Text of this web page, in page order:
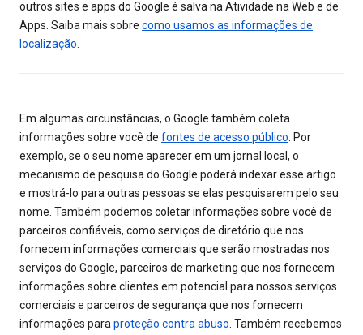
outros sites e apps do Google é salva na Atividade na Web e de
Apps. Saiba mais sobre como usamos as informações de
localização.
Em algumas circunstâncias, o Google também coleta
informações sobre você de fontes de acesso público. Por
exemplo, se o seu nome aparecer em um jornal local, o
mecanismo de pesquisa do Google poderá indexar esse artigo
e mostrá-lo para outras pessoas se elas pesquisarem pelo seu
nome. Também podemos coletar informações sobre você de
parceiros confiáveis, como serviços de diretório que nos
fornecem informações comerciais que serão mostradas nos
serviços do Google, parceiros de marketing que nos fornecem
informações sobre clientes em potencial para nossos serviços
comerciais e parceiros de segurança que nos fornecem
informações paraproteção contra abuso. Também recebemos